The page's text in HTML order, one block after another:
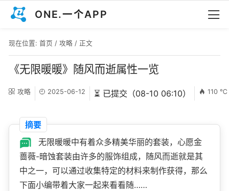
ONE.一个APP
现在位置: 首页 / 攻略 / 正文
《无限暖暖》随风而逝属性一览
攻略 2025-06-12 ⏳ 已提交（08-10 06:10） 110 ℃
摘要
无限暖暖中有着众多精美华丽的套装，心愿金
蔷薇-暗蚀套装由许多的服饰组成，随风而逝就是其
中之一，可以通过收集特定的材料来制作获得，那么
下面小编带着大家一起来看看随……